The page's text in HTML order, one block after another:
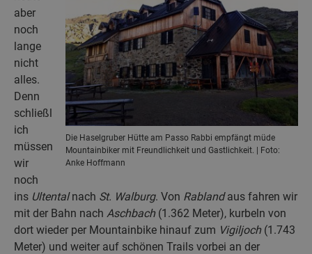
Die Haselgruber Hütte am Passo Rabbi empfängt müde
Mountainbiker mit Freundlichkeit und Gastlichkeit. | Foto:
Anke Hoffmann
aber
noch
lange
nicht
alles.
Denn
schließl
ich
müssen
wir
noch
ins Ultentalnach St. Walburg. Von Rablandaus fahren wir
mit der Bahn nach Aschbach(1.362 Meter), kurbeln von
dort wieder per Mountainbike hinauf zum Vigiljoch(1.743
Meter) und weiter auf schönen Trails vorbei an der